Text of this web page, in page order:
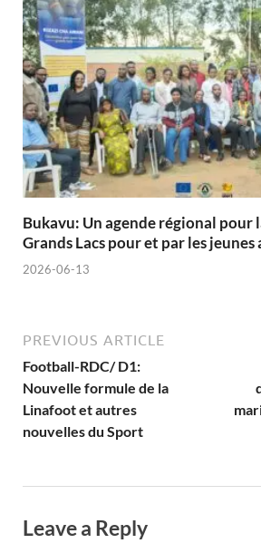
Bukavu: Un agende régional pour
Grands Lacs pour et par les
2026-06-13
PREVIOUS ARTICLE
Football-RDC/ D1:
Nouvelle formule de la
Linafoot et autres
nouvelles du Sport
Leave a Reply